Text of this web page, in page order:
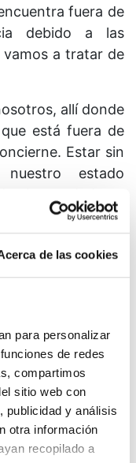
de las cookies
para personalizar
de redes
compartimos
sitio web con
publicidad y análisis
otra información
recopilado a
fuera de
debido a las
a tratar de
allí donde
está fuera de
Estar sin
estado
mismos tal
Ser es algo
fin al ataque
salvación y, en
sesiones de
hacernos más
Dios para la
nosotros. Para
reemplazar el